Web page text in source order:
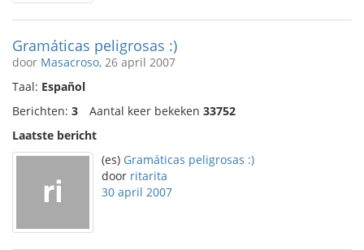
Gramáticas peligrosas :)
door Masacroso, 26 april 2007
Taal: Español
Berichten: 3 Aantal keer bekeken 33752
Laatste bericht
(es) Gramáticas peligrosas :)
door ritarita
30 april 2007